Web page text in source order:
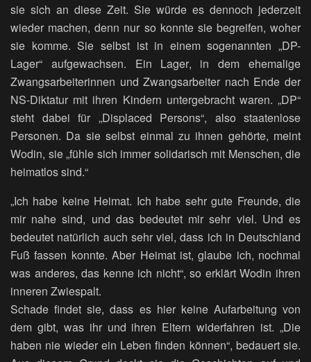
sie sich an diese Zeit. Sie würde es dennoch jederzeit
wieder machen, denn nur so konnte sie begreifen, woher
sie komme. Sie selbst ist in einem sogenannten „DP-
Lager“ aufgewachsen. Ein Lager, in dem ehemalige
Zwangsarbeiterinnen und Zwangsarbeiter nach Ende der
NS-Diktatur mit ihren Kindern untergebracht waren. „DP“
steht dabei für „Displaced Persons“, also staatenlose
Personen. Da sie selbst einmal zu ihnen gehörte, meint
Wodin, sie „fühle sich immer solidarisch mit Menschen, die
heimatlos sind.“
„Ich habe keine Heimat. Ich habe sehr gute Freunde, die
mir nahe sind, und das bedeutet mir sehr viel. Und es
bedeutet natürlich auch sehr viel, dass ich in Deutschland
Fuß fassen konnte. Aber Heimat ist, glaube ich, nochmal
was anderes, das kenne ich nicht“, so erklärt Wodin ihren
inneren Zwiespalt.
Schade findet sie, dass es hier keine Aufarbeitung von
dem gibt, was ihr und ihren Eltern widerfahren ist. „Die
haben nie wieder ein Leben finden können“, bedauert sie.